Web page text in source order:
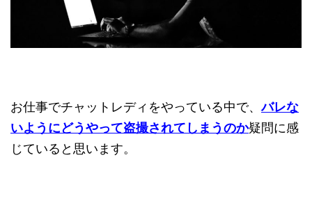
お仕事でチャットレディをやっている中で、バレな
いようにどうやって盗撮されてしまうのか疑問に感
じていると思います。